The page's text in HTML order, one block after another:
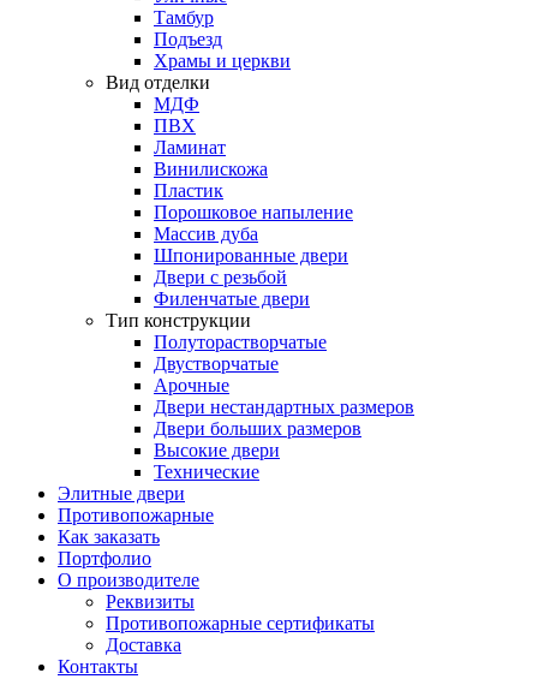
Тамбур
Подъезд
Храмы и церкви
Вид отделки
МДФ
ПВХ
Ламинат
Винилискожа
Пластик
Порошковое напыление
Массив дуба
Шпонированные двери
Двери с резьбой
Филенчатые двери
Тип конструкции
Полуторастворчатые
Двустворчатые
Арочные
Двери нестандартных размеров
Двери больших размеров
Высокие двери
Технические
Элитные двери
Противопожарные
Как заказать
Портфолио
О производителе
Реквизиты
Противопожарные сертификаты
Доставка
Контакты